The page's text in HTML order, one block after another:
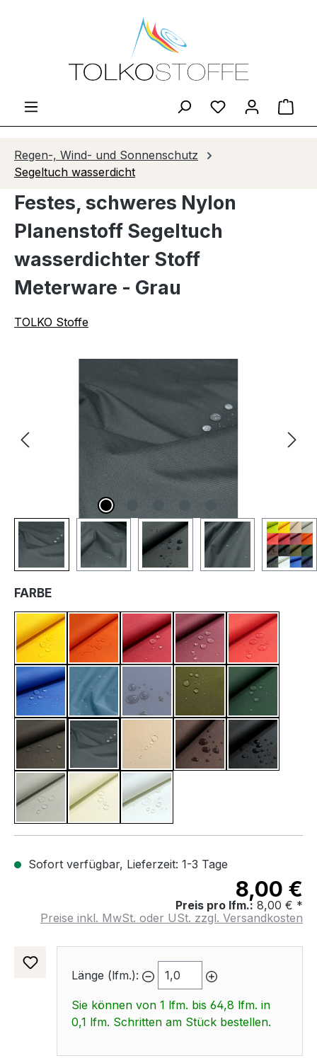
Zum Hauptinhalt springen
Du hast 0
Regen-, Wind- und Sonnenschutz
Segeltuch wasserdicht
Festes, schweres Nylon
Planenstoff Segeltuch
wasserdichter Stoff
Meterware - Grau
TOLKO Stoffe
FARBEAUSWÄHLEN
Raps GelbOrange Kirsch RotBordeauxRot
Ultramarin BlauPazifik BlauMarine Blau
(Diese Option ist zurzeit nicht
Army Grün
Basalt GrauGrau Beige Dunkel BraunSchwarz
Licht Grau Creme Weiß
Sofort verfügbar, Lieferzeit: 1-3 Tage
8,00 €
Preis pro lfm.: 8,00 € *
Preise inkl. MwSt. oder USt. zzgl. Versandkosten
Länge (lfm.):
Sie können von 1 lfm. bis 64,8 lfm. in
0,1 lfm. Schritten am Stück bestellen.